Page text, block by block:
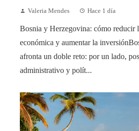
Valeria Mendes Hace 1 día
Bosnia y Herzegovina: cómo reducir
económica y aumentar la
afronta un doble reto: por un lado,
administrativo y polít...